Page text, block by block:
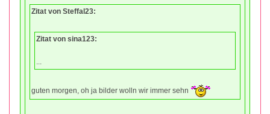
Zitat von Steffal23:
Zitat von sina123:
guten morgen, oh ja bilder wolln wir immer sehn